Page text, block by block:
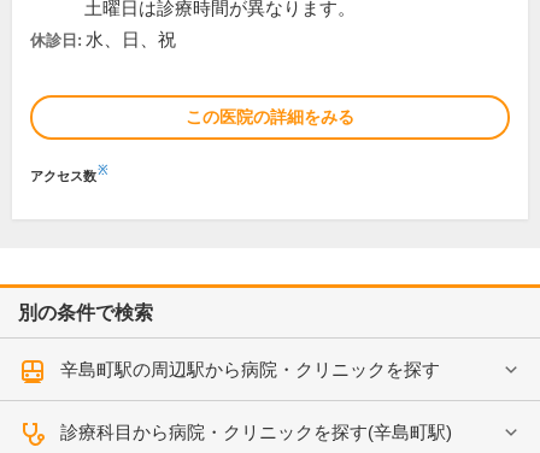
土曜日は診療時間が異なります。
休診日: 水、日、祝
この医院の詳細をみる
アクセス数※
別の条件で検索
辛島町駅の周辺駅から病院・クリニックを探す
診療科目から病院・クリニックを探す(辛島町駅)